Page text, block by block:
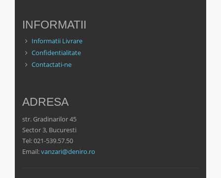
INFORMATII
Informatii Livrare
Confidentialitate
Contactati-ne
ADRESA
str. Gradinarilor 45
Sector 3, Bucuresti
Tel: 021-539.57.50
Email:vanzari@deniro.ro